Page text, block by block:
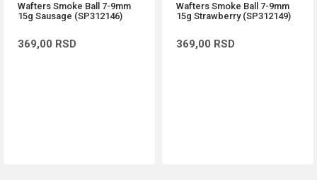
Wafters Smoke Ball 7-9mm
15g Sausage (SP312146)
369,00 RSD
Wafters Smoke Ball 7-9mm
15g Strawberry (SP312149)
369,00 RSD